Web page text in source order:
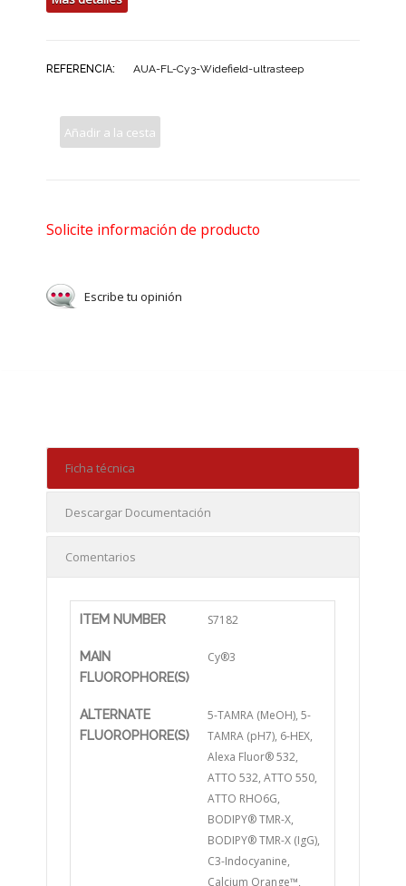
REFERENCIA: AUA-FL-Cy3-Widefield-ultrasteep
Añadir a la cesta
Solicite información de producto
Escribe tu opinión
Ficha técnica
Descargar Documentación
Comentarios
ITEM NUMBER S7182
MAIN
FLUOROPHORE(S)
Cy®3
ALTERNATE
FLUOROPHORE(S)
5-TAMRA (MeOH), 5-
TAMRA (pH7), 6-HEX,
Alexa Fluor® 532,
ATTO 532, ATTO 550,
ATTO RHO6G,
BODIPY® TMR-X,
BODIPY® TMR-X (IgG),
C3-Indocyanine,
Calcium Orange™,